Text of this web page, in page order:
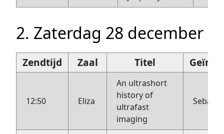
2. Zaterdag 28 december
Zendtijd Zaal Titel
12:50 Eliza
An ultrashort
history of
ultrafast
imaging